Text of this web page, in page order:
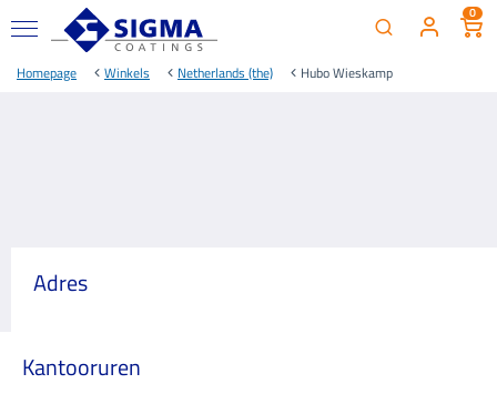
0
Homepage Winkels Netherlands (the) Hubo Wieskamp
Adres
Kantooruren